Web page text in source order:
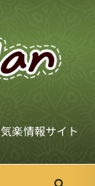
楽情報サイト